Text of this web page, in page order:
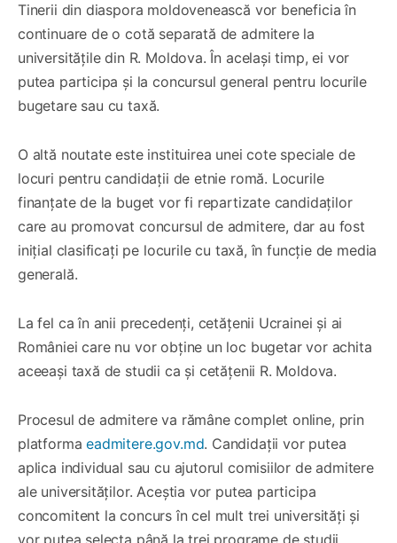
Tinerii din diaspora moldovenească vor beneficia în
continuare de o cotă separată de admitere la
universitățile din R. Moldova. În același timp, ei vor
putea participa și la concursul general pentru locurile
bugetare sau cu taxă.
O altă noutate este instituirea unei cote speciale de
locuri pentru candidații de etnie romă. Locurile
finanțate de la buget vor fi repartizate candidaților
care au promovat concursul de admitere, dar au fost
inițial clasificați pe locurile cu taxă, în funcție de media
generală.
La fel ca în anii precedenți, cetățenii Ucrainei și ai
României care nu vor obține un loc bugetar vor achita
aceeași taxă de studii ca și cetățenii R. Moldova.
Procesul de admitere va rămâne complet online, prin
platformaeadmitere.gov.md. Candidații vor putea
aplica individual sau cu ajutorul comisiilor de admitere
ale universităților. Aceștia vor putea participa
concomitent la concurs în cel mult trei universități și